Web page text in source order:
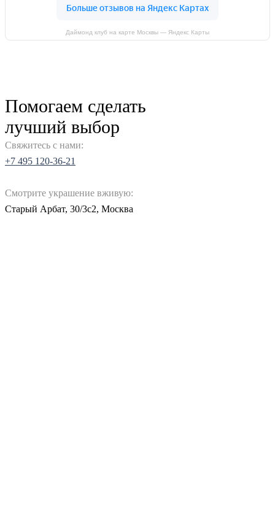
Даймонд клуб на карте Москвы — Яндекс Карты
Помогаем сделать
лучший выбор
Свяжитесь с нами:
+7 495 120-36-21
Смотрите украшение вживую:
Старый Арбат, 30/3с2, Москва